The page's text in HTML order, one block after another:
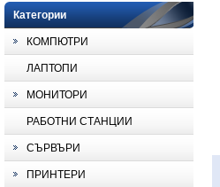
Категории
КОМПЮТРИ
ЛАПТОПИ
МОНИТОРИ
РАБОТНИ СТАНЦИИ
СЪРВЪРИ
ПРИНТЕРИ